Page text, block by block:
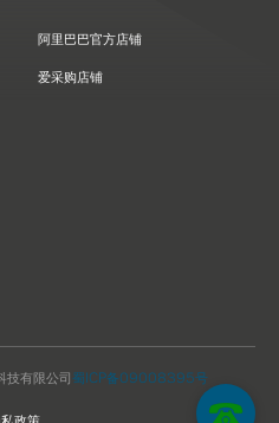
阿里巴巴官方店铺
爱采购店铺
有限公司蜀ICP备09008395号
政策